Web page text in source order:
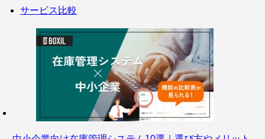
サービス比較